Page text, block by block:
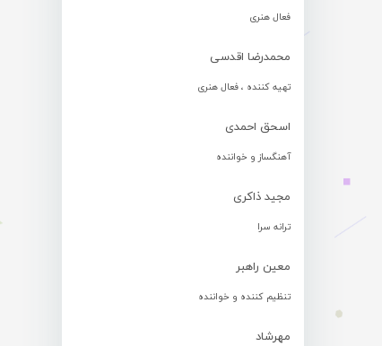
فعال هنری
محمدرضا اقدسی
تهیه کننده ، فعال هنری
اسحق احمدی
آهنگساز و خواننده
مجید ذاکری
ترانه سرا
معین راهبر
تنظیم کننده و خواننده
مهرشاد